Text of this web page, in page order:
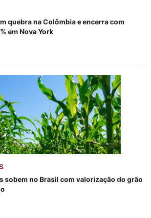
quebra na Colômbia e encerra com
em Nova York
sobem no Brasil com valorização do grão